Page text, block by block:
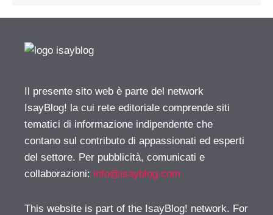
Il presente sito web è parte del network
IsayBlog! la cui rete editoriale comprende siti
tematici di informazione indipendente che
contano sul contributo di appassionati ed esperti
del settore. Per pubblicità, comunicati e
collaborazioni: info@isayblog.com
This website is part of the IsayBlog! network. For